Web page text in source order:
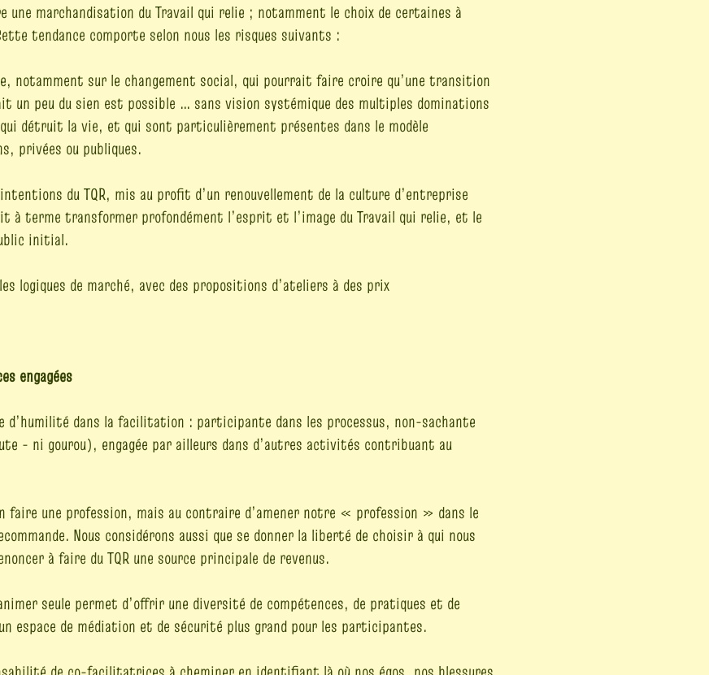
une marchandisation du Travail qui relie ; notamment le choix de certaines à
tendance comporte selon nous les risques suivants :
notamment sur le changement social, qui pourrait faire croire qu’une transition
un peu du sien est possible … sans vision systémique des multiples dominations
détruit la vie, et qui sont particulièrement présentes dans le modèle
privées ou publiques.
du TQR, mis au profit d’un renouvellement de la culture d’entreprise
à terme transformer profondément l’esprit et l’image du Travail qui relie, et le
initial.
logiques de marché, avec des propositions d’ateliers à des prix
engagées
d’humilité dans la facilitation : participante dans les processus, non-sachante
- ni gourou), engagée par ailleurs dans d’autres activités contribuant au
faire une profession, mais au contraire d’amener notre « profession » dans le
Nous considérons aussi que se donner la liberté de choisir à qui nous
à faire du TQR une source principale de revenus.
seule permet d’offrir une diversité de compétences, de pratiques et de
espace de médiation et de sécurité plus grand pour les participantes.